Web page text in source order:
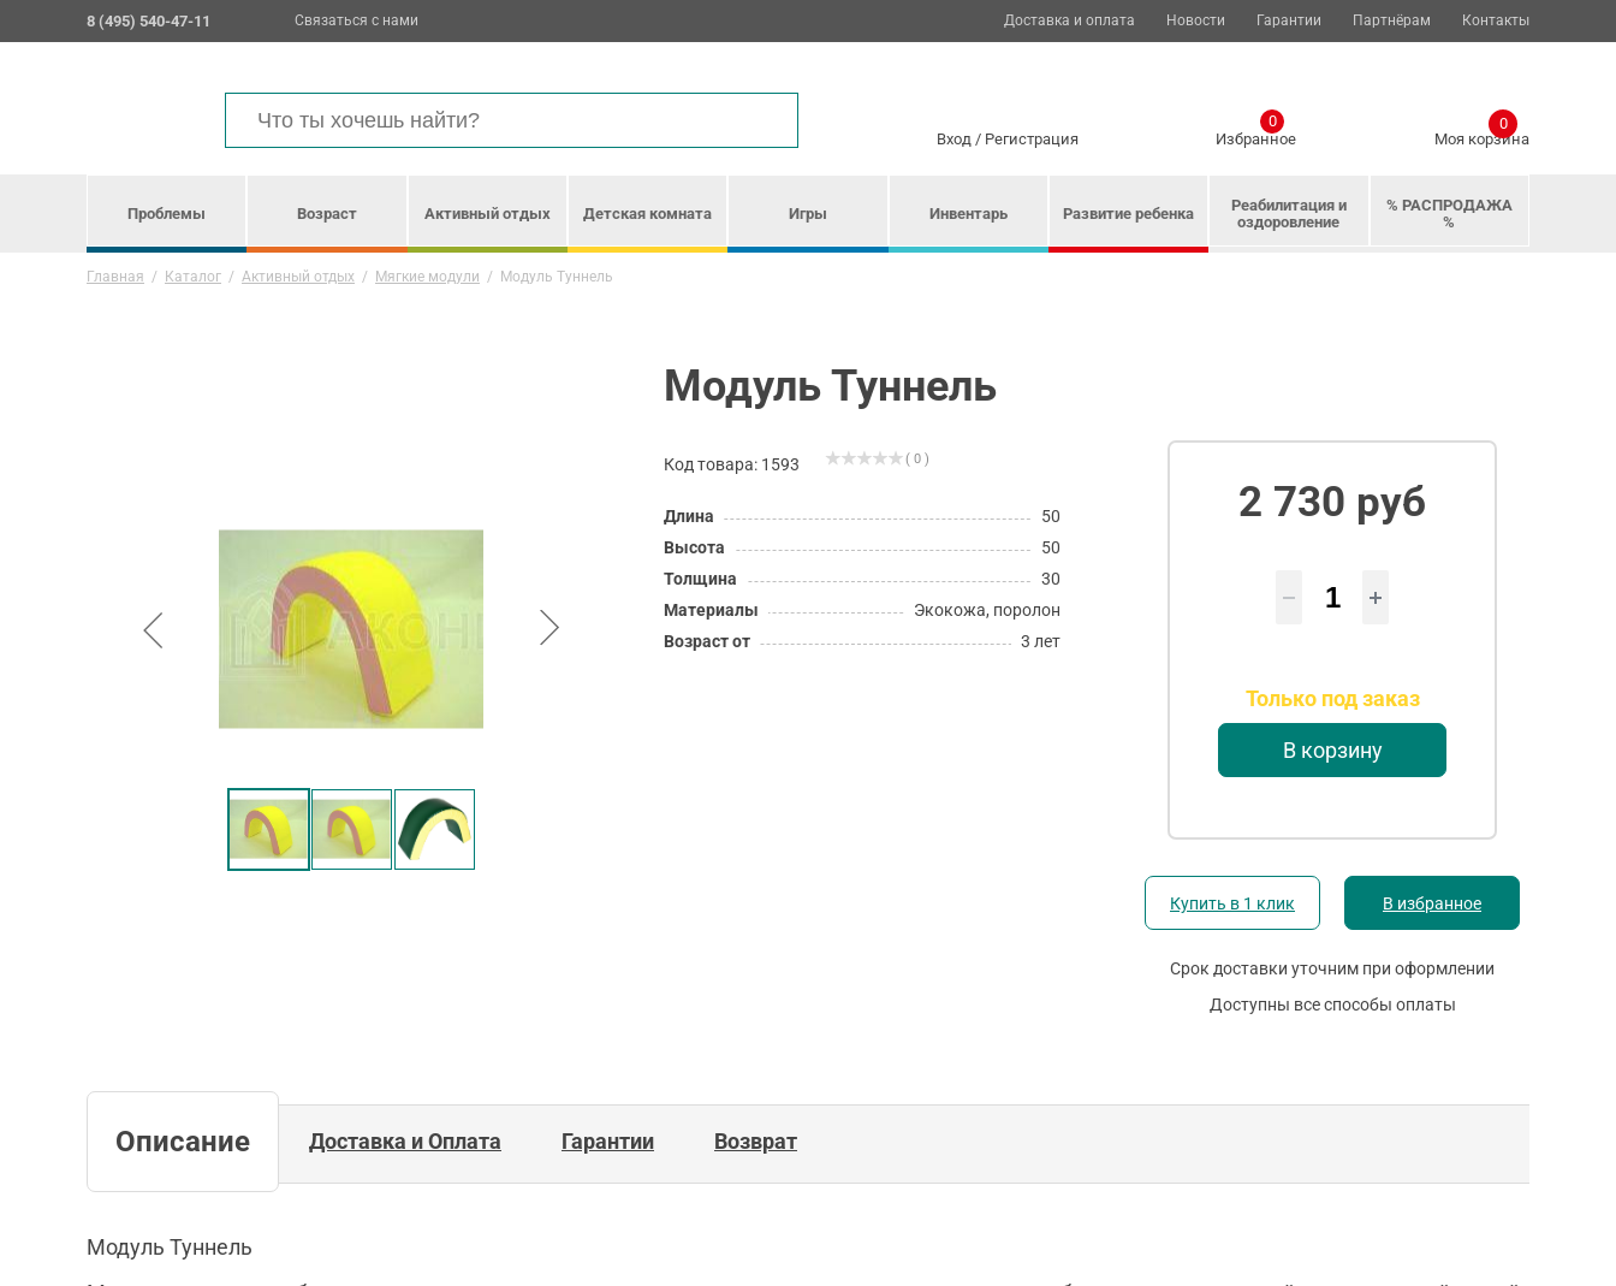
8 (495) 540-47-11 Связаться с нами Доставка и оплата Новости Гарантии Партнёрам Контакты
Вход/ Регистрация Избранное
0
Моя корзина
0
Проблемы Возраст Активный отдых Детская комната Игры Инвентарь Развитие ребенка
Реабилитация и
оздоровление
% РАСПРОДАЖА
%
Главная / Каталог / Активный отдых / Мягкие модули / Модуль Туннель
Модуль Туннель
Код товара: 1593 ( 0 )
Длина
50
Высота
50
Толщина
30
Материалы
Экокожа, поролон
Возраст от
3 лет
2 730 руб
Только под заказ
В корзину
Купить в 1 клик В избранное
Срок доставки уточним при оформлении
Доступны все способы оплаты
Описание Доставка и Оплата Гарантии Возврат
Модуль Туннель